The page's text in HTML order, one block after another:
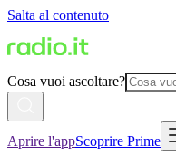
Salta al contenuto
Cosa vuoi ascoltare?
Aprire l'appScoprire Prime